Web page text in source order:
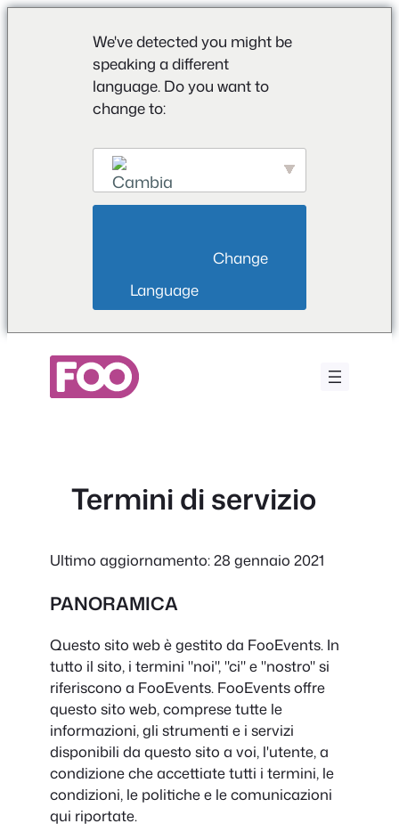
We've detected you might be
speaking a different
language. Do you want to
change to:
Language
contenuto
Termini di servizio
Ultimo aggiornamento: 28 gennaio 2021
PANORAMICA
Questo sito web è gestito da FooEvents. In
tutto il sito, i termini "noi", "ci" e "nostro" si
riferiscono a FooEvents. FooEvents offre
questo sito web, comprese tutte le
informazioni, gli strumenti e i servizi
disponibili da questo sito a voi, l'utente, a
condizione che accettiate tutti i termini, le
condizioni, le politiche e le comunicazioni
qui riportate.